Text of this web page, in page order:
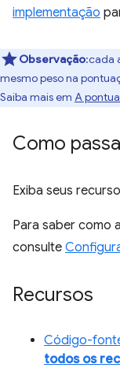
implementação
Observação:cada
mesmo peso na
Saiba mais em A
Como
Exiba seus
Para saber como
consulte
Recursos
Código-
todos os